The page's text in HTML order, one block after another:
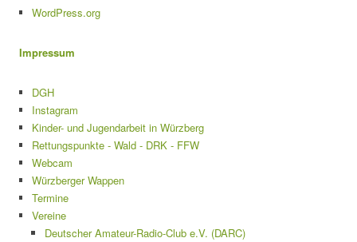
WordPress.org
Impressum
DGH
Instagram
Kinder- und Jugendarbeit in Würzberg
Rettungspunkte - Wald - DRK - FFW
Webcam
Würzberger Wappen
Termine
Vereine
Deutscher Amateur-Radio-Club e.V. (DARC)